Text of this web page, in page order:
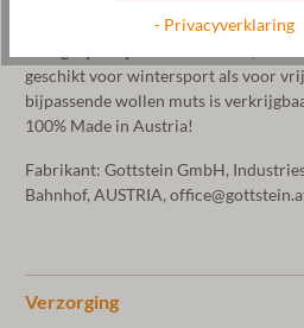
leer. Omdat schapenwol zeer warm
geschikt voor wintersport als voor
bijpassende wollen muts is
100% Made in Austria!
Fabrikant: Gottstein GmbH,
Bahnhof, AUSTRIA,
Verzorging
- Privacyverklaring